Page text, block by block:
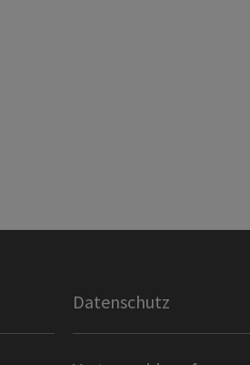
Datenschutz